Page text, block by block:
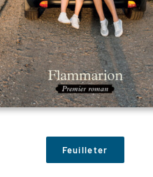
Feuilleter